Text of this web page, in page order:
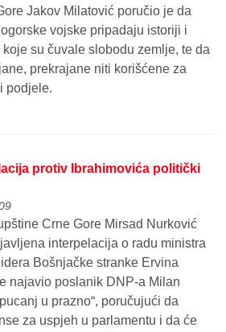
Jakov Milatović poručio je da
vojske pripadaju istoriji i
su čuvale slobodu zemlje, te da
prekrajane niti korišćene za
podjele.
protiv Ibrahimovića politički
Crne Gore Mirsad Nurković
interpelacija o radu ministra
Bošnjačke stranke Ervina
najavio poslanik DNP-a Milan
u prazno“, poručujući da
za uspjeh u parlamentu i da će